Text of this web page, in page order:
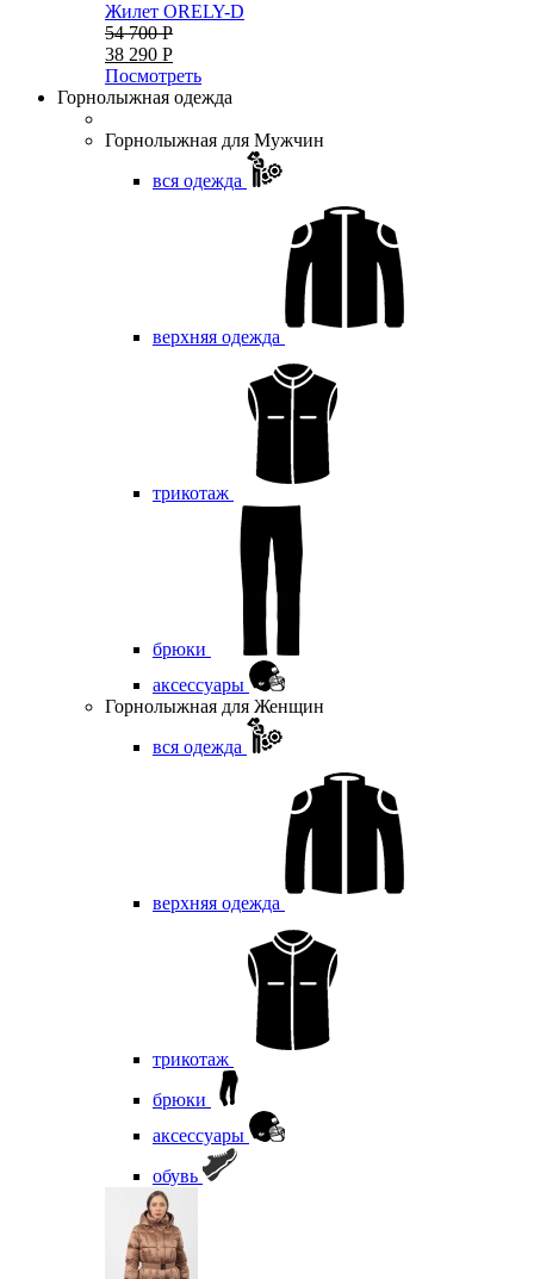
Жилет ORELY-D
54 700 Р
38 290 Р
Посмотреть
Горнолыжная одежда
Горнолыжная для Мужчин
вся одежда
верхняя одежда
трикотаж
брюки
аксессуары
Горнолыжная для Женщин
вся одежда
верхняя одежда
трикотаж
брюки
аксессуары
обувь